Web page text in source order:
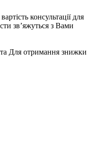
консультації для
звʼяжуться з Вами
Для отримання знижки